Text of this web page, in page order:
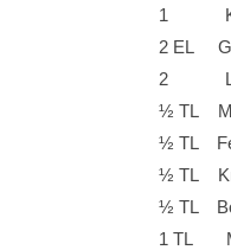
1
2 EL
2
½ TL
½ TL
½ TL
½ TL
1 TL